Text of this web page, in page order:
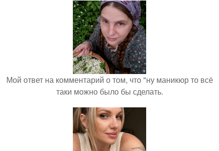
Мой ответ на комментарий о том, что "ну маникюр то всё
таки можно было бы сделать.